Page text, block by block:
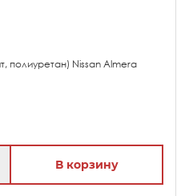
полиуретан) Nissan Almera
В корзину